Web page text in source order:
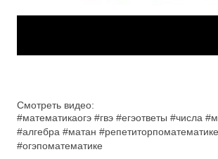
Смотреть видео:
#математикаогэ #гвэ #егэответы #числа
#алгебра #матан #репетиторпоматематике
#огэпоматематике